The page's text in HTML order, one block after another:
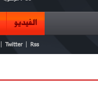
الفيديو
Twitter Rss